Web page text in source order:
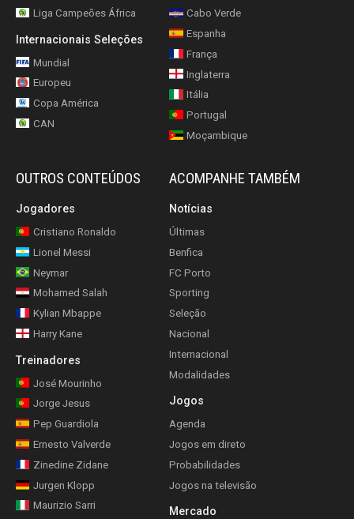
Liga Campeões África
Internacionais Seleções
Mundial
Europeu
Copa América
CAN
Cabo Verde
Espanha
França
Inglaterra
Itália
Portugal
Moçambique
OUTROS CONTEÚDOS
Jogadores
Cristiano Ronaldo
Lionel Messi
Neymar
Mohamed Salah
Kylian Mbappe
Harry Kane
Treinadores
José Mourinho
Jorge Jesus
Pep Guardiola
Ernesto Valverde
Zinedine Zidane
Jurgen Klopp
Maurizio Sarri
ACOMPANHE TAMBÉM
Notícias
Últimas
Benfica
FC Porto
Sporting
Seleção
Nacional
Internacional
Modalidades
Jogos
Agenda
Jogos em direto
Probabilidades
Jogos na televisão
Mercado